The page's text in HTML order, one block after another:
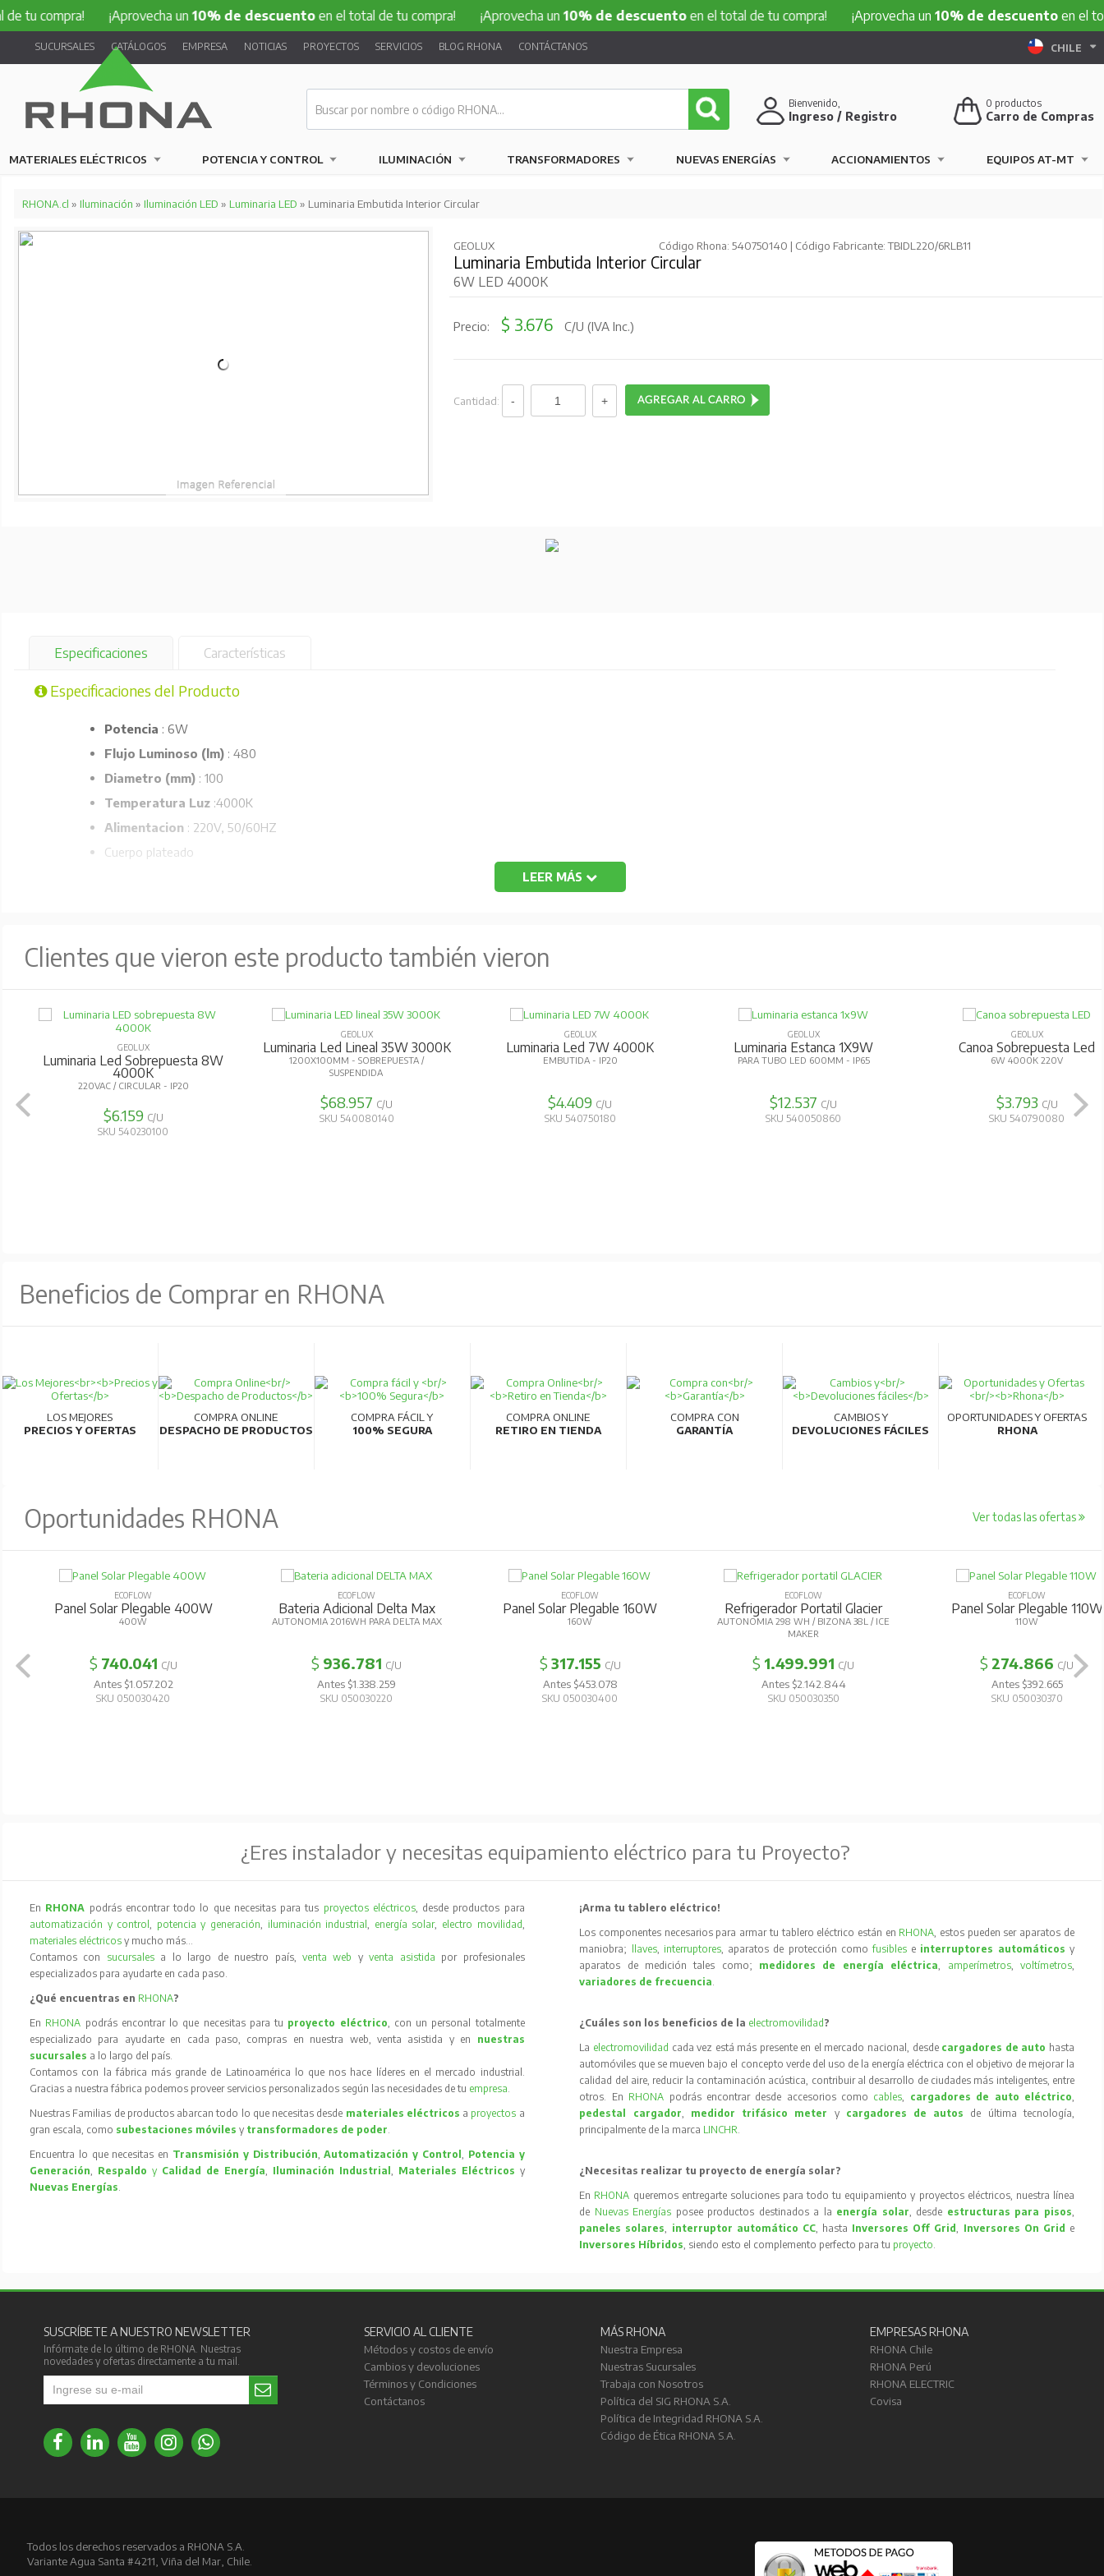
¡Aprovecha un10% de descuentoen el total de tu compra! ¡Aprovecha un10% de descuentoen el total de tu compra! ¡Aprovecha un10% de descuentoen el total de tu
SUCURSALES CATÁLOGOS EMPRESA NOTICIAS PROYECTOS SERVICIOS BLOG RHONA CONTÁCTANOS CHILE
0 productos
Carro de Compras
Bienvenido,
Ingreso / Registro
MATERIALES ELÉCTRICOS POTENCIA Y CONTROL ILUMINACIÓN TRANSFORMADORES NUEVAS ENERGÍAS ACCIONAMIENTOS EQUIPOS AT-MT
RHONA.cl » Iluminación » Iluminación LED » Luminaria LED » Luminaria Embutida Interior Circular
GEOLUX Código Rhona: 540750140 | Código Fabricante: TBIDL220/6RLB11
Luminaria Embutida Interior Circular
6W LED 4000K
Precio: $ 3.676 C/U (IVA Inc.)
Cantidad:
Especificaciones Características
Especificaciones del Producto
Potencia : 6W
Flujo Luminoso (lm): 480
Diametro (mm): 100
Temperatura Luz:4000K
Alimentacion : 220V, 50/60HZ
Cuerpo plateado
LEER MÁS
Clientes que vieron este producto también vieron
GEOLUX
Luminaria Led Sobrepuesta 8W
4000K
220VAC / CIRCULAR - IP20
$6.159 C/U
SKU 540230100
GEOLUX
Luminaria Led Lineal 35W 3000K
1200X100MM - SOBREPUESTA /
SUSPENDIDA
$68.957 C/U
SKU 540080140
GEOLUX
Luminaria Led 7W 4000K
EMBUTIDA - IP20
$4.409 C/U
SKU 540750180
GEOLUX
Luminaria Estanca 1X9W
PARA TUBO LED 600MM - IP65
$12.537 C/U
SKU 540050860
GEOLUX
Canoa Sobrepuesta Led
6W 4000K 220V
$3.793 C/U
SKU 540790080
Beneficios de Comprar en RHONA
LOS MEJORES
PRECIOS Y OFERTAS
COMPRA ONLINE
DESPACHO DE PRODUCTOS
COMPRA FÁCIL Y
100% SEGURA
COMPRA ONLINE
RETIRO EN TIENDA
COMPRA CON
GARANTÍA
CAMBIOS Y
DEVOLUCIONES FÁCILES
OPORTUNIDADES Y OFERTAS
RHONA
Oportunidades RHONA Ver todas las ofertas
ECOFLOW
Panel Solar Plegable 400W
400W
$ 740.041 C/U
Antes $1.057.202
SKU 050030420
ECOFLOW
Bateria Adicional Delta Max
AUTONOMIA 2016WH PARA DELTA MAX
$ 936.781 C/U
Antes $1.338.259
SKU 050030220
ECOFLOW
Panel Solar Plegable 160W
160W
$ 317.155 C/U
Antes $453.078
SKU 050030400
ECOFLOW
Refrigerador Portatil Glacier
AUTONOMIA 298 WH / BIZONA 38L / ICE
MAKER
$ 1.499.991 C/U
Antes $2.142.844
SKU 050030350
ECOFLOW
Panel Solar Plegable 110W
110W
$ 274.866 C/U
Antes $392.665
SKU 050030370
¿Eres instalador y necesitas equipamiento eléctrico para tu Proyecto?
En RHONA podrás encontrar todo lo que necesitas para tus proyectos eléctricos, desde productos para
automatización y control, potencia y generación, iluminación industrial, energía solar, electro movilidad,
materiales eléctricos y mucho más…
Contamos con sucursales a lo largo de nuestro país, venta web yventa asistida por profesionales
especializados para ayudarte en cada paso.
¿Qué encuentras en RHONA?
En RHONA podrás encontrar lo que necesitas para tu proyecto eléctrico, con un personal totalmente
especializado para ayudarte en cada paso, compras en nuestra web, venta asistida y en nuestras
sucursales a lo largo del país.
Contamos con la fábrica más grande de Latinoamérica lo que nos hace líderes en el mercado industrial.
Gracias a nuestra fábrica podemos proveer servicios personalizados según las necesidades de tu empresa.
Nuestras Familias de productos abarcan todo lo que necesitas desde materiales eléctricos a proyectos a
gran escala, como subestaciones móvilesy transformadores de poder.
Encuentra lo que necesitas en Transmisión y Distribución,Automatización y Control, Potencia y
Generación, Respaldo y Calidad de Energía, Iluminación Industrial , Materiales Eléctricos y
Nuevas Energías.
¡Arma tu tablero eléctrico!
Los componentes necesarios para armar tu tablero eléctrico están en RHONA, estos pueden ser aparatos de
maniobra;
llaves, interruptores, aparatos de protección comofusibles e interruptores automáticos y
aparatos de medición tales como; medidores de energía eléctrica, amperímetros, voltímetros,
variadores de frecuencia.
¿Cuáles son los beneficios de la electromovilidad ?
La electromovilidad cada vez está más presente en el mercado nacional, desde cargadores de auto hasta
automóviles que se mueven bajo el concepto verde del uso de la energía eléctrica con el objetivo de mejorar la
calidad del aire, reducir la contaminación acústica, contribuir al desarrollo de ciudades más inteligentes, entre
otros. En RHONA podrás encontrar desde accesorios como cables, cargadores de auto eléctrico,
pedestal cargador, medidor trifásico meter y cargadores de autos
de última tecnología,
principalmente de la marca LINCHR.
¿Necesitas realizar tu proyecto de energía solar?
En RHONA queremos entregarte soluciones para todo tu equipamiento y proyectos eléctricos, nuestra línea
de Nuevas Energías posee productos destinados a la energía solar, desde estructuras para pisos,
paneles solares, interruptor automático CC, hasta Inversores Off Grid, Inversores On Grid e
Inversores Híbridos, siendo esto el complemento perfecto para tu proyecto.
SUSCRÍBETE A NUESTRO NEWSLETTER
Infórmate de lo último de RHONA. Nuestras
novedades y ofertas directamente a tu mail.
SERVICIO AL CLIENTE
Métodos y costos de envío
Cambios y devoluciones
Términos y Condiciones
Contáctanos
MÁS RHONA
Nuestra Empresa
Nuestras Sucursales
Trabaja con Nosotros
Política del SIG RHONA S.A.
Política de Integridad RHONA S.A.
Código de Ética RHONA S.A.
EMPRESAS RHONA
RHONA Chile
RHONA Perú
RHONA ELECTRIC
Covisa
Todos los derechos reservados a RHONA S.A.
Variante Agua Santa #4211, Viña del Mar, Chile.